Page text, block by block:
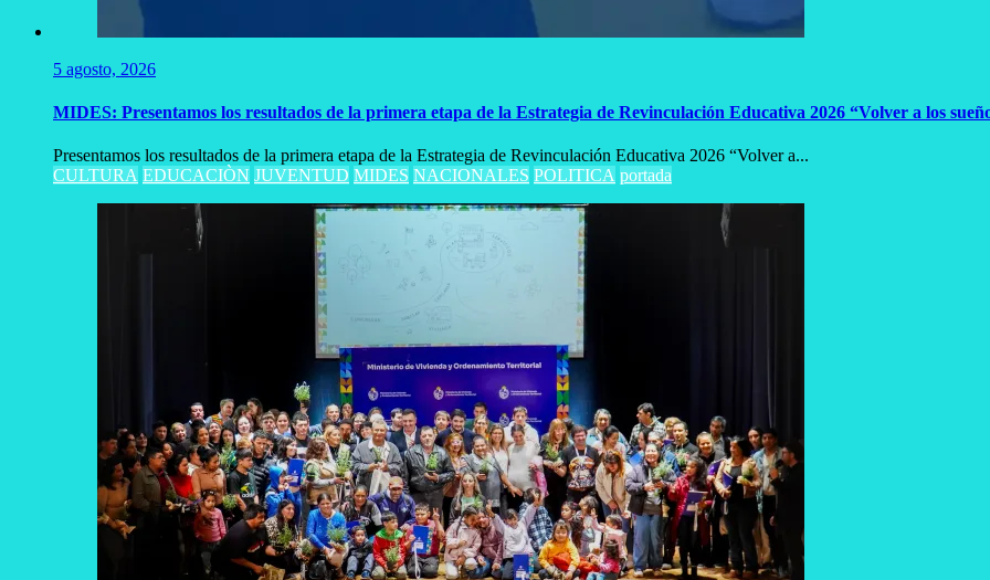
5 agosto, 2026
MIDES: Presentamos los resultados de la primera etapa de la Estrategia de Revinculación Educativa 2026 “Volver a los
Presentamos los resultados de la primera etapa de la Estrategia de Revinculación Educativa 2026 “Volver a...
CULTURA EDUCACIÒN JUVENTUD MIDES NACIONALES POLITICA portada